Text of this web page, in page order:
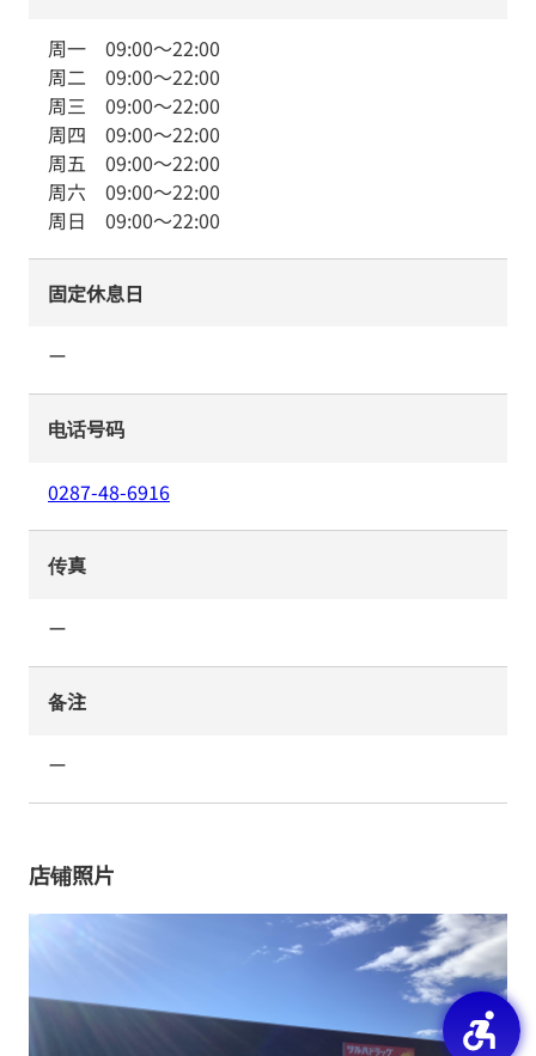
周一 09:00～22:00
周二 09:00～22:00
周三 09:00～22:00
周四 09:00～22:00
周五 09:00～22:00
周六 09:00～22:00
周日 09:00～22:00
固定休息日
ー
电话号码
0287-48-6916
传真
ー
备注
ー
店铺照片